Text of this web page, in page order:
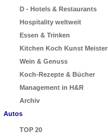
D - Hotels & Restaurants
Hospitality weltweit
Essen & Trinken
Kitchen Koch Kunst Meister
Wein & Genuss
Koch-Rezepte & Bücher
Management in H&R
Archiv
Autos
TOP 20